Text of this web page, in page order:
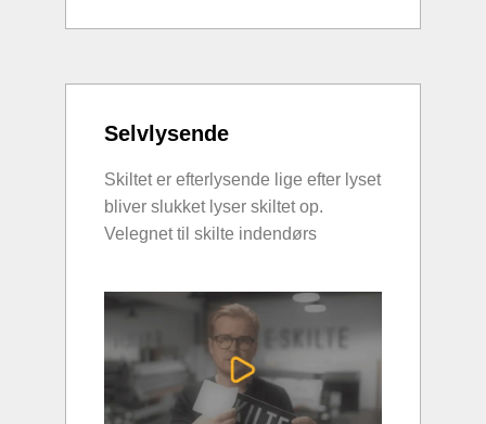
Selvlysende
Skiltet er efterlysende lige efter lyset
bliver slukket lyser skiltet op.
Velegnet til skilte indendørs